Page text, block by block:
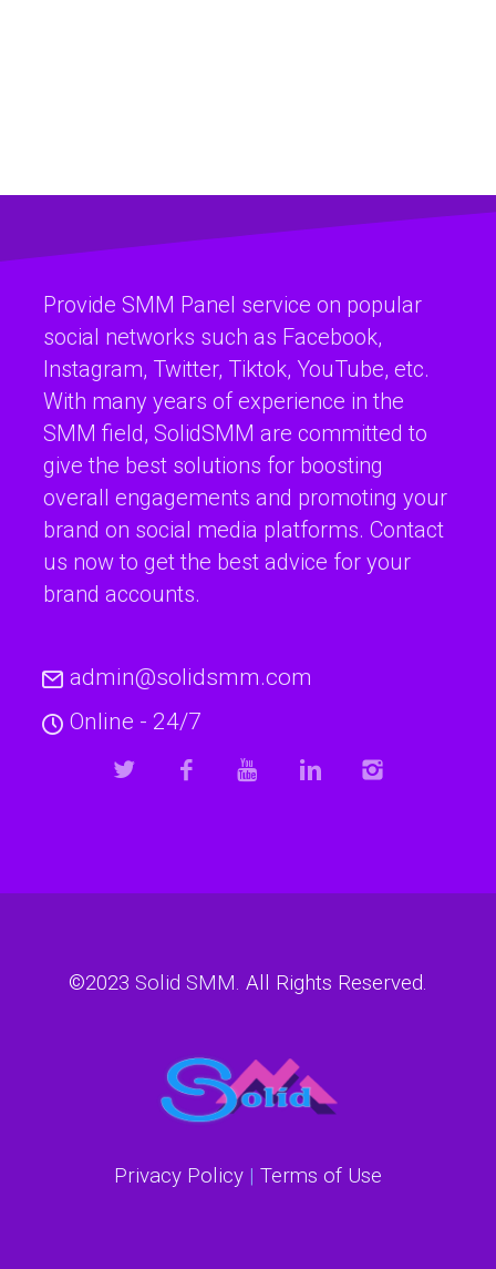
Provide SMM Panel service on popular
social networks such as Facebook,
Instagram, Twitter, Tiktok, YouTube, etc.
With many years of experience in the
SMM field, SolidSMM are committed to
give the best solutions for boosting
overall engagements and promoting your
brand on social media platforms. Contact
us now to get the best advice for your
brand accounts.
admin@solidsmm.com
Online - 24/7
©2023 Solid SMM. All Rights Reserved.
Privacy Policy | Terms of Use